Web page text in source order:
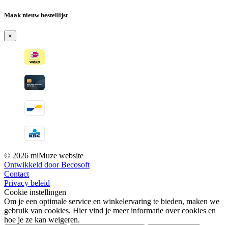
Maak nieuw bestellijst
×
© 2026 miMuze website
Ontwikkeld door Becosoft
Contact
Privacy beleid
Cookie instellingen
Om je een optimale service en winkelervaring te bieden, maken we
gebruik van cookies. Hier vind je meer informatie over cookies en
hoe je ze kan weigeren.